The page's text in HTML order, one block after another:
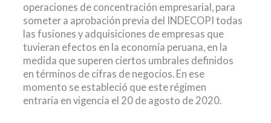
operaciones de concentración empresarial, para
someter a aprobación previa del INDECOPI todas
las fusiones y adquisiciones de empresas que
tuvieran efectos en la economía peruana, en la
medida que superen ciertos umbrales definidos
en términos de cifras de negocios. En ese
momento se estableció que este régimen
entraría en vigencia el 20 de agosto de 2020.